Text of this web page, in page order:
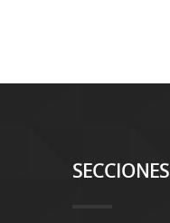
SECCIONES